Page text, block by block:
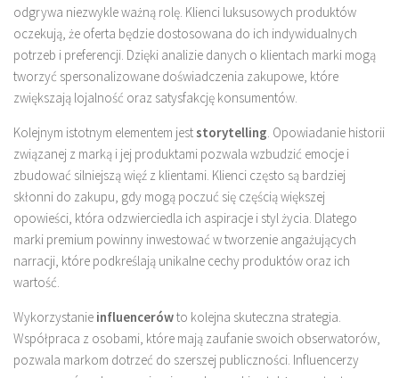
odgrywa niezwykle ważną rolę. Klienci luksusowych produktów
oczekują, że oferta będzie dostosowana do ich indywidualnych
potrzeb i preferencji. Dzięki analizie danych o klientach marki mogą
tworzyć spersonalizowane doświadczenia zakupowe, które
zwiększają lojalność oraz satysfakcję konsumentów.
Kolejnym istotnym elementem jeststorytelling . Opowiadanie historii
związanej z marką i jej produktami pozwala wzbudzić emocje i
zbudować silniejszą więź z klientami. Klienci często są bardziej
skłonni do zakupu, gdy mogą poczuć się częścią większej
opowieści, która odzwierciedla ich aspiracje i styl życia. Dlatego
marki premium powinny inwestować w tworzenie angażujących
narracji, które podkreślają unikalne cechy produktów oraz ich
wartość.
Wykorzystanie influencerówto kolejna skuteczna strategia.
Współpraca z osobami, które mają zaufanie swoich obserwatorów,
pozwala markom dotrzeć do szerszej publiczności. Influencerzy